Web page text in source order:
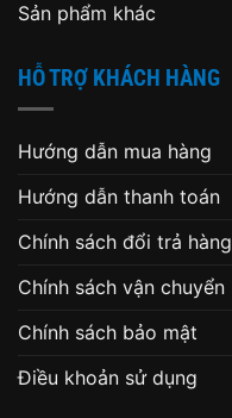
Sản phẩm khác
HỖ TRỢ KHÁCH HÀNG
Hướng dẫn mua hàng
Hướng dẫn thanh toán
Chính sách đổi trả hàng
Chính sách vận chuyển
Chính sách bảo mật
Điều khoản sử dụng